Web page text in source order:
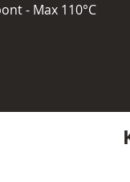
- Max 110°C